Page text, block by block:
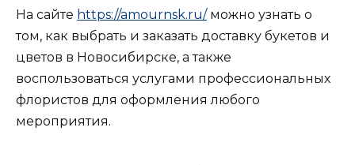
На сайте https://amournsk.ru/можно узнать о
том, как выбрать и заказать доставку букетов и
цветов в Новосибирске, а также
воспользоваться услугами профессиональных
флористов для оформления любого
мероприятия.